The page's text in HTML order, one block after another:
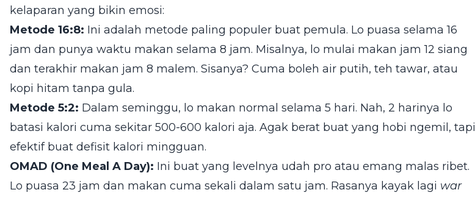
kelaparan yang bikin emosi:
Metode 16:8: Ini adalah metode paling populer buat pemula. Lo puasa selama 16
jam dan punya waktu makan selama 8 jam. Misalnya, lo mulai makan jam 12 siang
dan terakhir makan jam 8 malem. Sisanya? Cuma boleh air putih, teh tawar, atau
kopi hitam tanpa gula.
Metode 5:2: Dalam seminggu, lo makan normal selama 5 hari. Nah, 2 harinya lo
batasi kalori cuma sekitar 500-600 kalori aja. Agak berat buat yang hobi ngemil, tapi
efektif buat defisit kalori mingguan.
OMAD (One Meal A Day): Ini buat yang levelnya udah pro atau emang malas ribet.
Lo puasa 23 jam dan makan cuma sekali dalam satu jam. Rasanya kayak lagi war